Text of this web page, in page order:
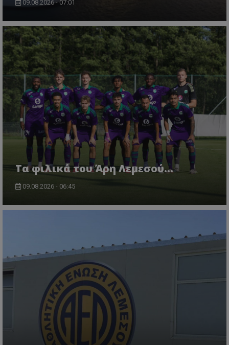
09.08.2026 - 07:01
Τα φιλικά του Άρη Λεμεσού...
09.08.2026 - 06:45